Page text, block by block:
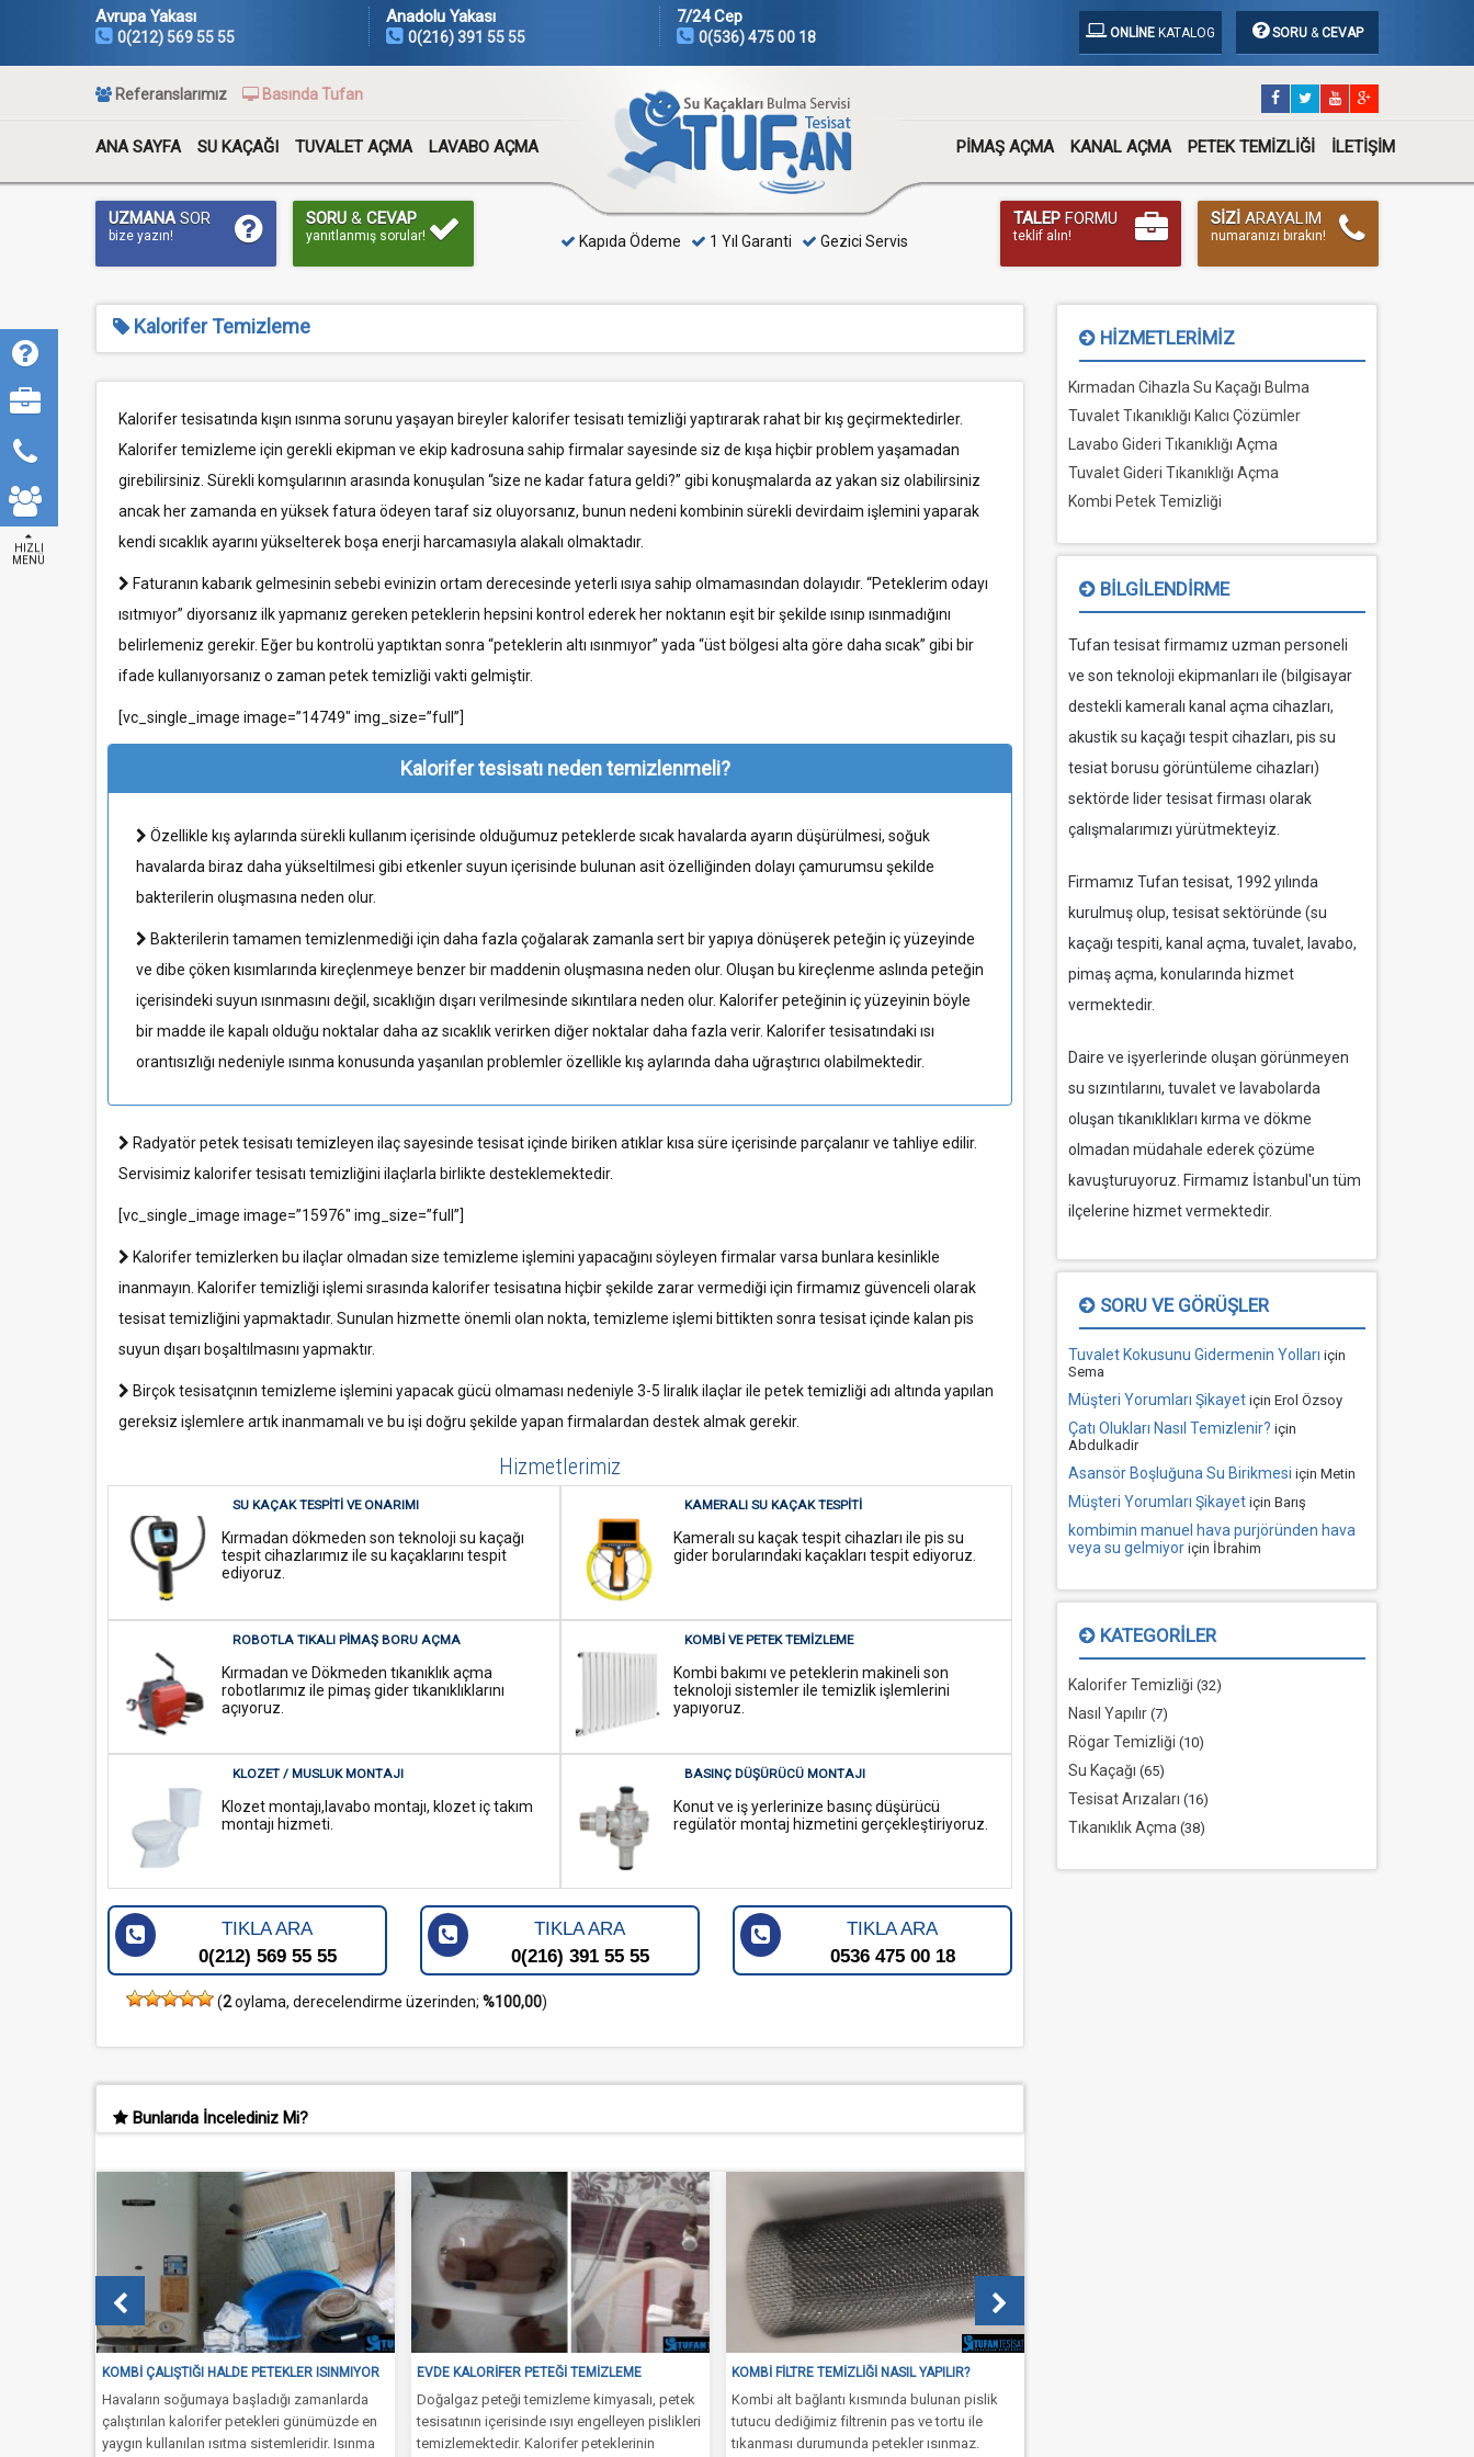
Avrupa Yakası
0(212) 569 55 55
Anadolu Yakası
0(216) 391 55 55
7/24 Cep
0(536) 475 00 18 SORU&CEVAP
ONLINE KATALOG
Referanslarımız Basında Tufan
ANA SAYFA SU KAÇAĞI TUVALET AÇMA LAVABO AÇMA PIMAŞ AÇMA KANAL AÇMA PETEK TEMIZLIĞI İLETIŞIM
UZMANASOR
bize yazın!
SORU & CEVAP
yanıtlanmış sorular! Kapıda Ödeme 1 Yıl Garanti Gezici Servis
SIZI ARAYALIM
numaranızı bırakın!
TALEP FORMU
teklif alın!
Kalorifer Temizleme
Kalorifer tesisatında kışın ısınma sorunu yaşayan bireyler kalorifer tesisatı temizliği yaptırarak rahat bir kış geçirmektedirler.
Kalorifer temizleme için gerekli ekipman ve ekip kadrosuna sahip firmalar sayesinde siz de kışa hiçbir problem yaşamadan
girebilirsiniz. Sürekli komşularının arasında konuşulan “size ne kadar fatura geldi?” gibi konuşmalarda az yakan siz olabilirsiniz
ancak her zamanda en yüksek fatura ödeyen taraf siz oluyorsanız, bunun nedeni kombinin sürekli devirdaim işlemini yaparak
kendi sıcaklık ayarını yükselterek boşa enerji harcamasıyla alakalı olmaktadır.
Faturanın kabarık gelmesinin sebebi evinizin ortam derecesinde yeterli ısıya sahip olmamasından dolayıdır. “Peteklerim odayı
ısıtmıyor” diyorsanız ilk yapmanız gereken peteklerin hepsini kontrol ederek her noktanın eşit bir şekilde ısınıp ısınmadığını
belirlemeniz gerekir. Eğer bu kontrolü yaptıktan sonra “peteklerin altı ısınmıyor” yada “üst bölgesi alta göre daha sıcak” gibi bir
ifade kullanıyorsanız o zaman petek temizliği vakti gelmiştir.
[vc_single_image image=”14749″ img_size=”full”]
Kalorifer tesisatı neden temizlenmeli?
Özellikle kış aylarında sürekli kullanım içerisinde olduğumuz peteklerde sıcak havalarda ayarın düşürülmesi, soğuk
havalarda biraz daha yükseltilmesi gibi etkenler suyun içerisinde bulunan asit özelliğinden dolayı çamurumsu şekilde
bakterilerin oluşmasına neden olur.
Bakterilerin tamamen temizlenmediği için daha fazla çoğalarak zamanla sert bir yapıya dönüşerek peteğin iç yüzeyinde
ve dibe çöken kısımlarında kireçlenmeye benzer bir maddenin oluşmasına neden olur. Oluşan bu kireçlenme aslında peteğin
içerisindeki suyun ısınmasını değil, sıcaklığın dışarı verilmesinde sıkıntılara neden olur. Kalorifer peteğinin iç yüzeyinin böyle
bir madde ile kapalı olduğu noktalar daha az sıcaklık verirken diğer noktalar daha fazla verir. Kalorifer tesisatındaki ısı
orantısızlığı nedeniyle ısınma konusunda yaşanılan problemler özellikle kış aylarında daha uğraştırıcı olabilmektedir.
Radyatör petek tesisatı temizleyen ilaç sayesinde tesisat içinde biriken atıklar kısa süre içerisinde parçalanır ve tahliye edilir.
Servisimiz kalorifer tesisatı temizliğini ilaçlarla birlikte desteklemektedir.
[vc_single_image image=”15976″ img_size=”full”]
Kalorifer temizlerken bu ilaçlar olmadan size temizleme işlemini yapacağını söyleyen firmalar varsa bunlara kesinlikle
inanmayın. Kalorifer temizliği işlemi sırasında kalorifer tesisatına hiçbir şekilde zarar vermediği için firmamız güvenceli olarak
tesisat temizliğini yapmaktadır. Sunulan hizmette önemli olan nokta, temizleme işlemi bittikten sonra tesisat içinde kalan pis
suyun dışarı boşaltılmasını yapmaktır.
Birçok tesisatçının temizleme işlemini yapacak gücü olmaması nedeniyle 3-5 liralık ilaçlar ile petek temizliği adı altında yapılan
gereksiz işlemlere artık inanmamalı ve bu işi doğru şekilde yapan firmalardan destek almak gerekir.
Hizmetlerimiz
SU KAÇAK TESPITI VE ONARIMI
Kırmadan dökmeden son teknoloji su kaçağı
tespit cihazlarımız ile su kaçaklarını tespit
ediyoruz.
KAMERALI SU KAÇAK TESPITI
Kameralı su kaçak tespit cihazları ile pis su
gider borularındaki kaçakları tespit ediyoruz.
ROBOTLA TIKALI PIMAŞ BORU AÇMA
Kırmadan ve Dökmeden tıkanıklık açma
robotlarımız ile pimaş gider tıkanıklıklarını
açıyoruz.
KOMBI VE PETEK TEMIZLEME
Kombi bakımı ve peteklerin makineli son
teknoloji sistemler ile temizlik işlemlerini
yapıyoruz.
KLOZET / MUSLUK MONTAJI
Klozet montajı,lavabo montajı, klozet iç takım
montajı hizmeti.
BASINÇ DÜŞÜRÜCÜ MONTAJI
Konut ve iş yerlerinize basınç düşürücü
regülatör montaj hizmetini gerçekleştiriyoruz.
TIKLA ARA
0(212) 569 55 55
TIKLA ARA
0(216) 391 55 55
TIKLA ARA
0536 475 00 18
(2oylama, derecelendirme üzerinden; %100,00)
Bunlarıda İncelediniz Mi?
KOMBI ÇALIŞTIĞI HALDE PETEKLER ISINMIYOR
Havaların soğumaya başladığı zamanlarda
çalıştırılan kalorifer petekleri günümüzde en
yaygın kullanılan ısıtma sistemleridir. Isınma
EVDE KALORIFER PETEĞI TEMIZLEME
Doğalgaz peteği temizleme kimyasalı, petek
tesisatının içerisinde ısıyı engelleyen pislikleri
temizlemektedir. Kalorifer peteklerinin
KOMBI FILTRE TEMIZLIĞI NASIL YAPILIR?
Kombi alt bağlantı kısmında bulunan pislik
tutucu dediğimiz filtrenin pas ve tortu ile
tıkanması durumunda petekler ısınmaz.
Soğuk kış günlerinin çatması ile artık kalorifer
tesisatı sorunları ile sık sık karşılaşır olduk.
HIZMETLERIMIZ
Kırmadan Cihazla Su Kaçağı Bulma
Tuvalet Tıkanıklığı Kalıcı Çözümler
Lavabo Gideri Tıkanıklığı Açma
Tuvalet Gideri Tıkanıklığı Açma
Kombi Petek Temizliği
BILGILENDIRME
Tufan tesisat firmamız uzman personeli
ve son teknoloji ekipmanları ile (bilgisayar
destekli kameralı kanal açma cihazları,
akustik su kaçağı tespit cihazları, pis su
tesiat borusu görüntüleme cihazları)
sektörde lider tesisat firması olarak
çalışmalarımızı yürütmekteyiz.
Firmamız Tufan tesisat, 1992 yılında
kurulmuş olup, tesisat sektöründe (su
kaçağı tespiti, kanal açma, tuvalet, lavabo,
pimaş açma, konularında hizmet
vermektedir.
Daire ve işyerlerinde oluşan görünmeyen
su sızıntılarını, tuvalet ve lavabolarda
oluşan tıkanıklıkları kırma ve dökme
olmadan müdahale ederek çözüme
kavuşturuyoruz. Firmamız İstanbul'un tüm
ilçelerine hizmet vermektedir.
SORU VE GÖRÜŞLER
Tuvalet Kokusunu Gidermenin Yolları için
Sema
Müşteri Yorumları Şikayet için Erol Özsoy
Çatı Olukları Nasıl Temizlenir? için
Abdulkadir
Asansör Boşluğuna Su Birikmesi için Metin
Müşteri Yorumları Şikayet için Barış
kombimin manuel hava purjöründen hava
veya su gelmiyor için İbrahim
KATEGORILER
Kalorifer Temizliği (32)
Nasıl Yapılır (7)
Rögar Temizliği (10)
Su Kaçağı (65)
Tesisat Arızaları (16)
Tıkanıklık Açma (38)
HIZLI
MENÜ